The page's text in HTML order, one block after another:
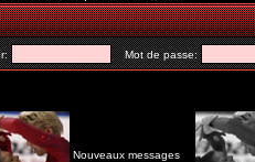
Mot de passe:
Nouveaux messages